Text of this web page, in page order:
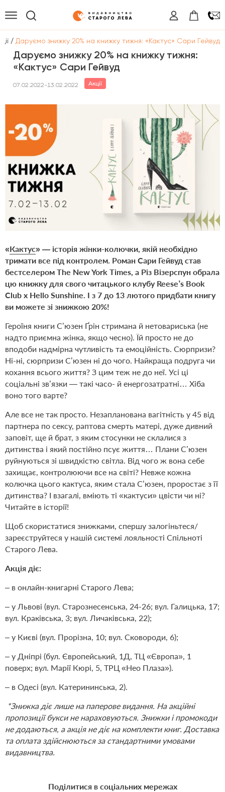
/ Даруємо знижку 20% на книжку тижня: «Кактус» Сари Гейвуд
Даруємо знижку 20% на книжку тижня:
«Кактус» Сари Гейвуд
07.02.2022-13.02.2022 Акції
«Кактус» — історія жінки-колючки, якій необхідно
тримати все під контролем. Роман Сари Гейвуд став
бестселером The New York Times, а Різ Візерспун обрала
цю книжку для свого читацького клубу Reese’s Book
Club x Hello Sunshine. І з 7 до 13 лютого придбати книгу
ви можете зі знижкою 20%!
Героїня книги С’юзен Ґрін стримана й нетовариська (не
надто приємна жінка, якщо чесно). Їй просто не до
вподоби надмірна чутливість та емоційність. Сюрпризи?
Ні-ні, сюрпризи С’юзен ні до чого. Найкраща подруга чи
кохання всього життя? З цим теж не до неї. Усі ці
соціальні зв’язки — такі часо- й енерго­затратні… Хіба
воно того варте?
Але все не так просто. Незапланована вагітність у 45 від
партнера по сексу, раптова смерть матері, дуже дивний
заповіт, ще й брат, з яким стосунки не склалися з
дитинства і який постійно псує життя… Плани С’юзен
руйнуються зі швидкістю світла. Від чого ж вона себе
захищає, контролюючи все на світі? Невже кожна
колючка цього кактуса, яким стала С’юзен, проростає з її
дитинства? І взагалі, вміють ті «кактуси» цвісти чи ні?
Читайте в історії!
Щоб скористатися знижками, спершу залогіньтеся/
зареєструйтеся у нашій системі лояльності Спільноті
Старого Лева.
Акція діє:
– в онлайн-книгарні Старого Лева;
– у Львові (вул. Старознесенська, 24-26; вул. Галицька, 17;
вул. Краківська, 3; вул. Личаківська, 22);
– у Києві (вул. Прорізна, 10; вул. Сковороди, 6);
– у Дніпрі (бул. Європейський, 1Д, ТЦ «Європа», 1
поверх; вул. Марії Кюрі, 5, ТРЦ «Нео Плаза»).
– в Одесі (вул. Катерининська, 2).
*Знижка діє лише на паперове видання. На акційні
пропозиції букси не нараховуються. Знижки і промокоди
не додаються, а акція не діє на комплекти книг. Доставка
та оплатаздійснюються за стандартними умовами
видавництва.
Поділитися в соціальних мережах